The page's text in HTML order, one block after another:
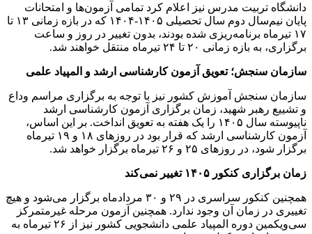
دانشگاه تربیت مدرس نیز اعلام کرد تمامی آزمون‌ها و امتحانات
پایان نیم‌سال دوم سال تحصیلی ۱۴۰۵-۱۴۰۴ که در بازه زمانی ۱۳ تا
۱۷ تیرماه برنامه‌ریزی شده بودند، بدون تغییر در روز و ساعت
برگزاری، به بازه زمانی ۲۰ تا ۲۴ تیرماه منتقل خواهند شد.
سازمان سنجش؛ تعویق آزمون کارشناسی ارشد و المپیاد علمی
سازمان سنجش آموزش کشور نیز با توجه به برگزاری مراسم وداع
و تشییع رهبر شهید، زمان برگزاری آزمون کارشناسی ارشد
ناپیوسته سال ۱۴۰۵ را یک هفته به تعویق انداخت. بر این اساس،
آزمون کارشناسی ارشد که قرار بود در روزهای ۱۸ و ۱۹ تیرماه
برگزار شود، در روزهای ۲۵ و ۲۶ تیرماه برگزار خواهد شد.
زمان برگزاری کنکور ۱۴۰۵ تغییر نمی‌کند
همچنین کنکور سراسری در ۲۹ و ۳۰ مردادماه برگزار می‌شود و هیچ
تغییری در زمان آن وجود ندارد. ‌همچنین آزمون مرحله غیرمتمرکز
سی‌ویکمین دوره المپیاد علمی دانشجویی کشور نیز از ۲۶ تیرماه به